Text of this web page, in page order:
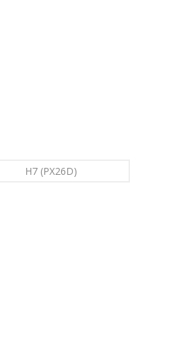
H7 (PX26D)